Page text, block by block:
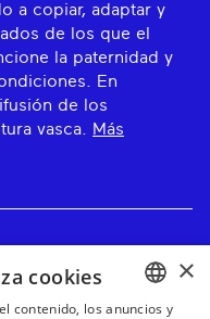
a copiar, adaptar y
de los que el
la paternidad y
En
de los
vasca. Más
×
cookies
contenido, los anuncios y